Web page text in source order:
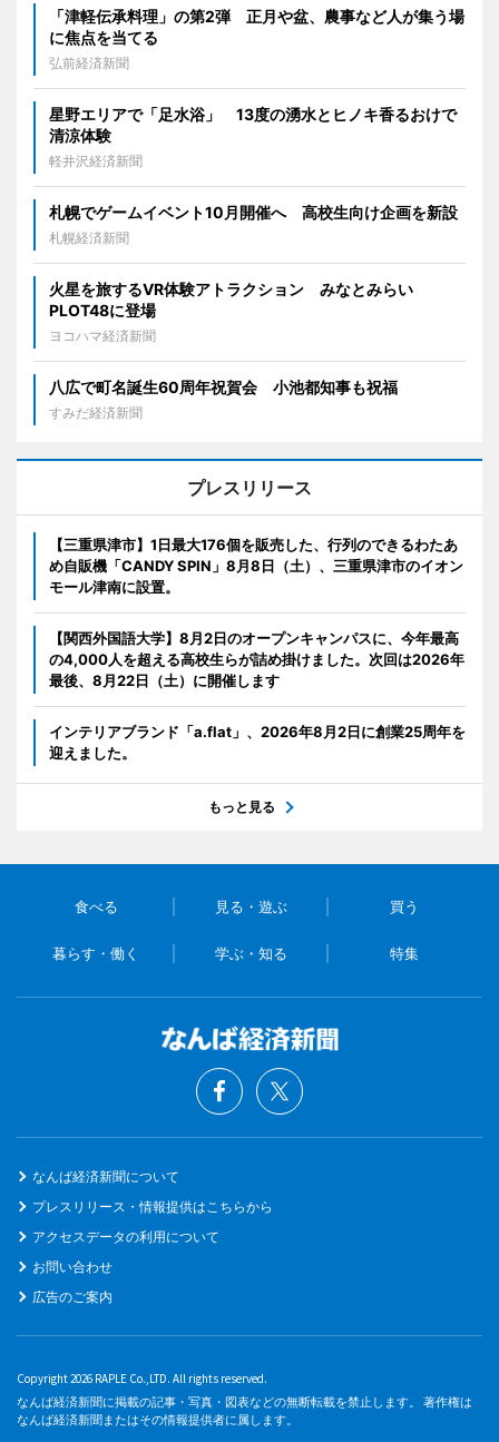
「津軽伝承料理」の第2弾 正月や盆、農事など人が集う場
に焦点を当てる
弘前経済新聞
星野エリアで「足水浴」 13度の湧水とヒノキ香るおけで
清涼体験
軽井沢経済新聞
札幌でゲームイベント10月開催へ 高校生向け企画を新設
札幌経済新聞
火星を旅するVR体験アトラクション みなとみらい
PLOT48に登場
ヨコハマ経済新聞
八広で町名誕生60周年祝賀会 小池都知事も祝福
すみだ経済新聞
プレスリリース
【三重県津市】1日最大176個を販売した、行列のできるわたあ
め自販機「CANDY SPIN」8月8日（土）、三重県津市のイオン
モール津南に設置。
【関西外国語大学】8月2日のオープンキャンパスに、今年最高
の4,000人を超える高校生らが詰め掛けました。次回は2026年
最後、8月22日（土）に開催します
インテリアブランド「a.flat」、2026年8月2日に創業25周年を
迎えました。
もっと見る
食べる 見る・遊ぶ 買う
暮らす・働く 学ぶ・知る 特集
なんば経済新聞について
プレスリリース・情報提供はこちらから
アクセスデータの利用について
お問い合わせ
広告のご案内
Copyright 2026 RAPLE Co.,LTD. All rights reserved.
なんば経済新聞に掲載の記事・写真・図表などの無断転載を禁止します。 著作権は
なんば経済新聞またはその情報提供者に属します。